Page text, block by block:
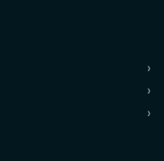
›
›
›